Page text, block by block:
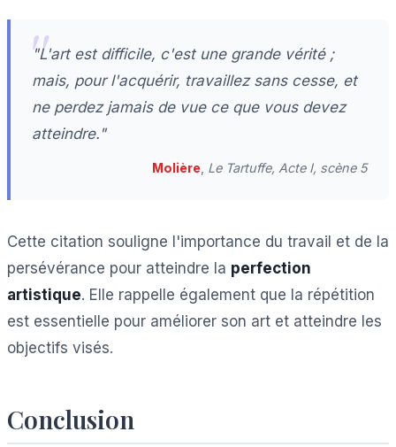
"L'art est difficile, c'est une grande vérité ;
mais, pour l'acquérir, travaillez sans cesse, et
ne perdez jamais de vue ce que vous devez
atteindre."
Molière Le Tartuffe, Acte I, scène 5
Cette citation souligne l'importance du travail et de la
persévérance pour atteindre la perfection
artistique. Elle rappelle également que la répétition
est essentielle pour améliorer son art et atteindre les
objectifs visés.
Conclusion